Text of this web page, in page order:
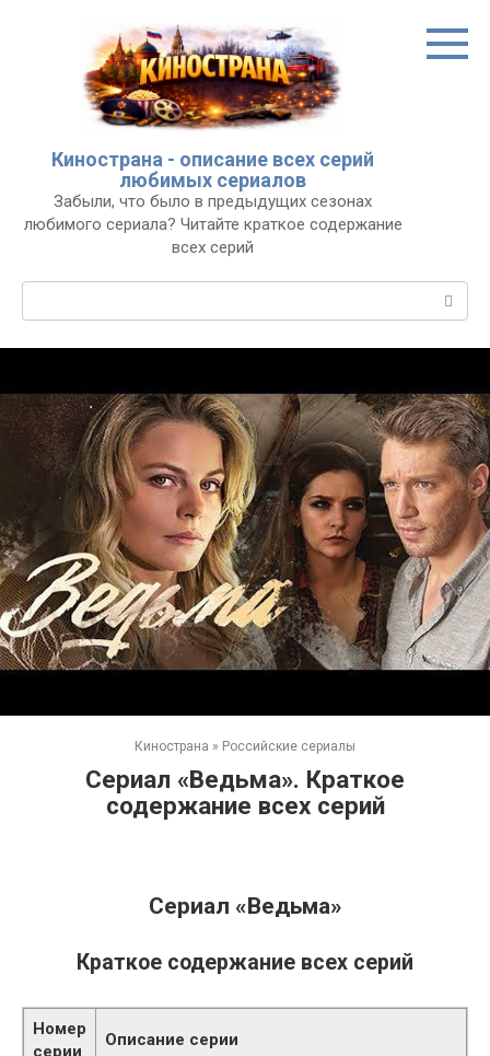
Кинострана - описание всех серий
любимых сериалов
Забыли, что было в предыдущих сезонах
любимого сериала? Читайте краткое содержание
всех серий
Кинострана » Российские сериалы
Сериал «Ведьма». Краткое
содержание всех серий
Сериал «Ведьма»
Краткое содержание всех серий
Номер
серии
Описание серии